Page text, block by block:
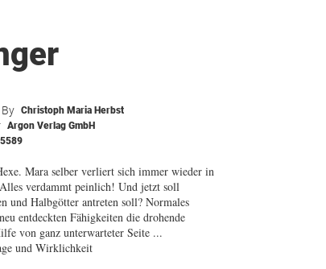
Christoph Maria Herbst
Argon Verlag GmbH
Mara selber verliert sich immer wieder in
verdammt peinlich! Und jetzt soll
und Halbgötter antreten soll? Normales
entdeckten Fähigkeiten die drohende
von ganz unterwarteter Seite ...
und Wirklichkeit